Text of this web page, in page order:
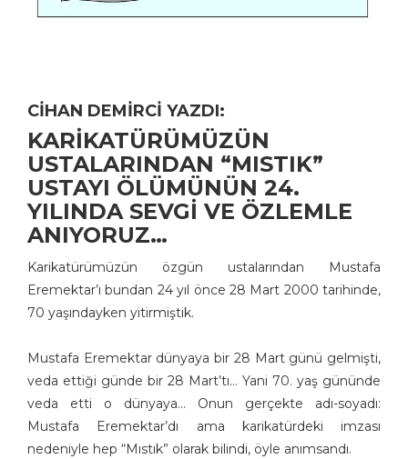
CİHAN DEMİRCİ YAZDI:
KARİKATÜRÜMÜZÜN
USTALARINDAN “MISTIK”
USTAYI ÖLÜMÜNÜN 24.
YILINDA SEVGİ VE ÖZLEMLE
ANIYORUZ…
Karikatürümüzün özgün ustalarından Mustafa
Eremektar’ı bundan 24 yıl önce 28 Mart 2000 tarihinde,
70 yaşındayken yitirmiştik.
Mustafa Eremektar dünyaya bir 28 Mart günü gelmişti,
veda ettiği günde bir 28 Mart’tı… Yani 70. yaş gününde
veda etti o dünyaya… Onun gerçekte adı-soyadı:
Mustafa Eremektar’dı ama karikatürdeki imzası
nedeniyle hep “Mıstık” olarak bilindi, öyle anımsandı.